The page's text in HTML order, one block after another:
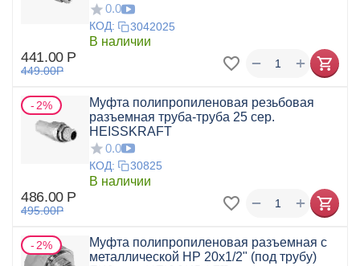
0.0
КОД: 3042025
В наличии
441.00 Р
449.00Р +
−
2%
Муфта полипропиленовая резьбовая
разъемная труба-труба 25 сер.
HEISSKRAFT
0.0
КОД: 30825
В наличии
486.00 Р
495.00Р +
−
2%
Муфта полипропиленовая разъемная с
металлической НР 20x1/2" (под трубу)